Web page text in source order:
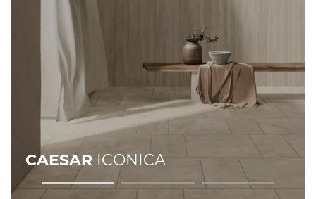
CAESAR ICONICA